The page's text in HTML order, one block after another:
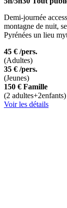
Demi-journée
montagne de nuit,
Pyrénées un lieu
45 € /pers.
(Adultes)
35 € /pers.
(Jeunes)
150 € Famille
(2 adultes+2enfants)
Voir les détails